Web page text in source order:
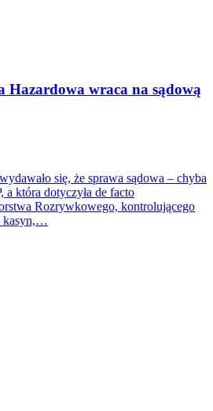
Hazardowa wraca na sądową
się, że sprawa sądowa – chyba
a która dotyczyła de facto
Rozrywkowego, kontrolującego
kasyn,…